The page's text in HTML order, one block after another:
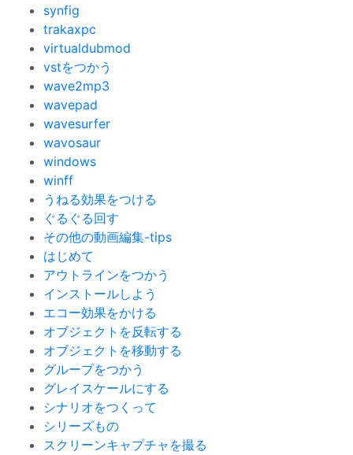
synfig
trakaxpc
virtualdubmod
vstをつかう
wave2mp3
wavepad
wavesurfer
wavosaur
windows
winff
うねる効果をつける
ぐるぐる回す
その他の動画編集-tips
はじめて
アウトラインをつかう
インストールしよう
エコー効果をかける
オブジェクトを反転する
オブジェクトを移動する
グループをつかう
グレイスケールにする
シナリオをつくって
シリーズもの
スクリーンキャプチャを撮る